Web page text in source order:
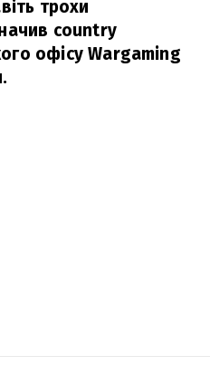
трохи
country
офісу Wargaming